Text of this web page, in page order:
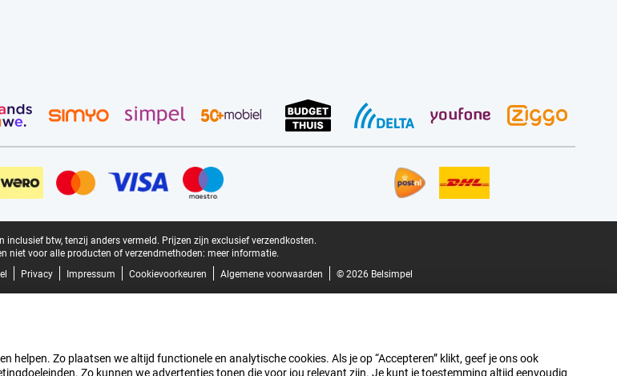
inclusief btw, tenzij anders vermeld. Prijzen zijn exclusief verzendkosten.
niet voor alle producten of verzendmethoden: meer informatie.
Privacy Impressum Cookievoorkeuren Algemene voorwaarden © 2026 Belsimpel
helpen. Zo plaatsen we altijd functionele en analytische cookies. Als je op “Accepteren” klikt, geef je ons ook
Zo kunnen we advertenties tonen die voor jou relevant zijn. Je kunt je toestemming altijd eenvoudig